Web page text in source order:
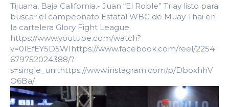
Tijuana, Baja California.- Juan “El Roble” Triay listo para
buscar el campeonato Estatal WBC de Muay Thai en
la cartelera Glory Fight League.
https://www.youtube.com/watch?
v=0IEfEY5D5WIhttps://www.facebook.com/reel/2254
679752024388/?
s=single_unithttps://www.instagram.com/p/DboxhhV
O6Ba/